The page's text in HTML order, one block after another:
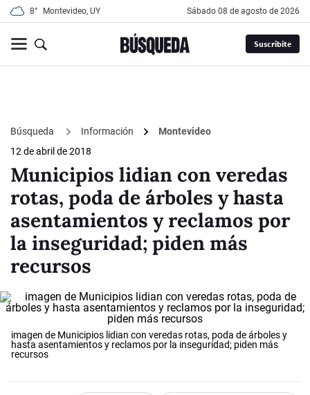
8° Montevideo, UY sábado 08 de agosto de 2026
Suscribite
Búsqueda Información
Montevideo
12 de abril de 2018
Municipios lidian con veredas
rotas, poda de árboles y hasta
asentamientos y reclamos por
la inseguridad; piden más
recursos
imagen de Municipios lidian con veredas rotas, poda de árboles y
hasta asentamientos y reclamos por la inseguridad; piden más
recursos